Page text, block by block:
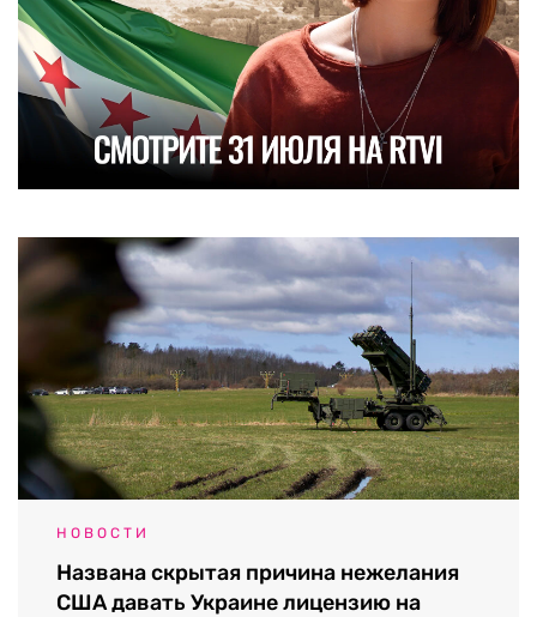
НОВОСТИ
Названа скрытая причина нежелания
США давать Украине лицензию на